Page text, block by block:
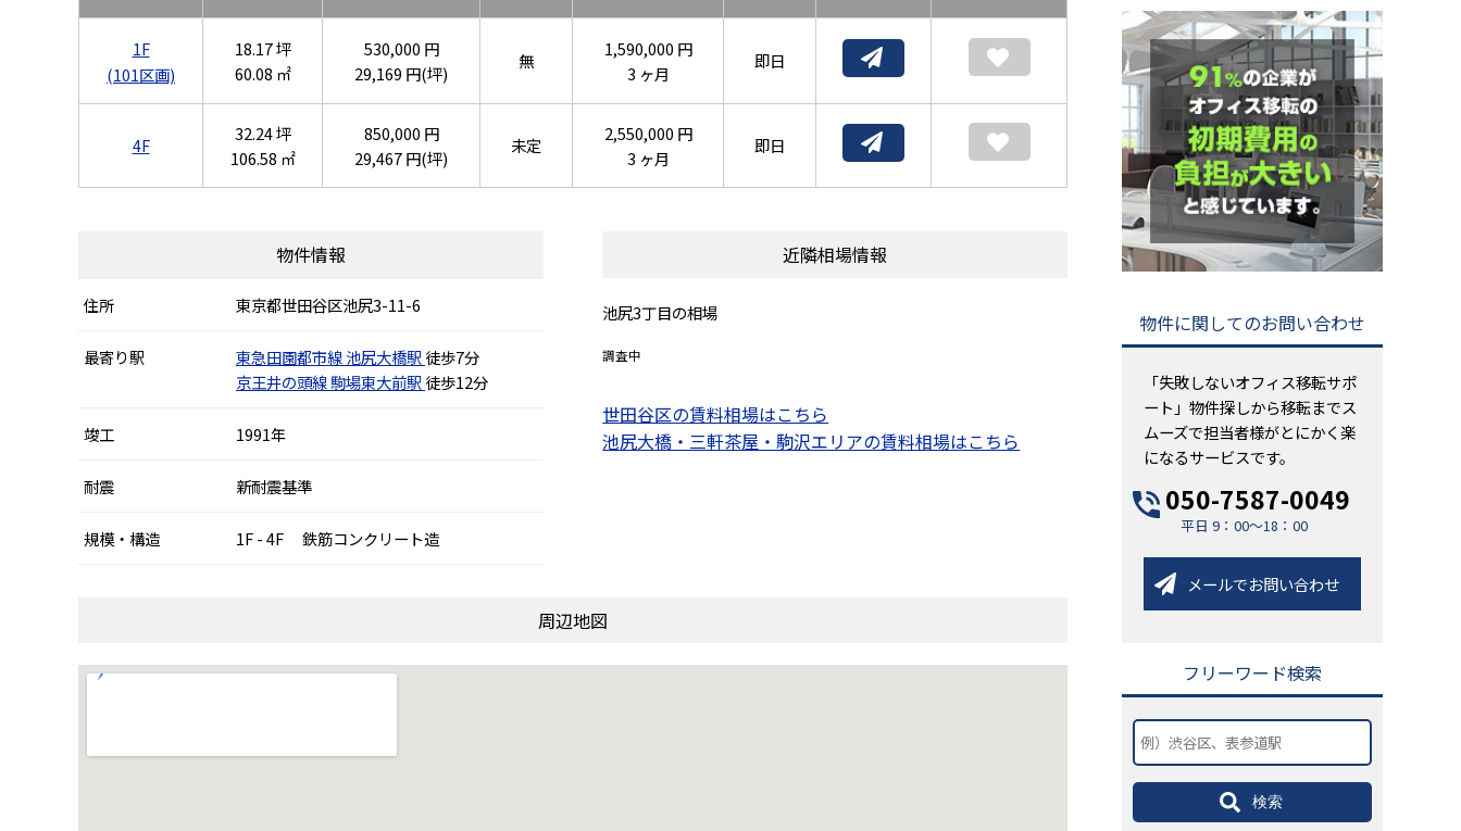
1F
(101区画)
18.17 坪
60.08 ㎡
530,000 円
29,169 円(坪)
無
1,590,000 円
3 ヶ月
即日
4F
32.24 坪
106.58 ㎡
850,000 円
29,467 円(坪)
未定
2,550,000 円
3 ヶ月
即日
物件情報
住所 東京都世田谷区池尻3-11-6
最寄り駅 東急田園都市線池尻大橋駅 徒歩7分
京王井の頭線駒場東大前駅 徒歩12分
竣工 1991年
耐震 新耐震基準
規模・構造 1F - 4F 鉄筋コンクリート造
近隣相場情報
池尻3丁目の相場
調査中
世田谷区の賃料相場はこちら
池尻大橋・三軒茶屋・駒沢エリアの賃料相場はこちら
周辺地図
物件に関してのお問い合わせ
「失敗しないオフィス移転サポ
ート」物件探しから移転までス
ムーズで担当者様がとにかく楽
になるサービスです。
050-7587-0049
平日 9：00～18：00
メールでお問い合わせ
フリーワード検索
検索